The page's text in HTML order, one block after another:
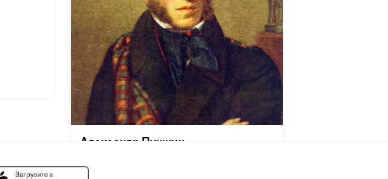
Александр Пушкин